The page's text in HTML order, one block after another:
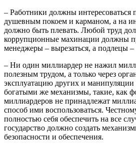
– Работники должны интересоваться
душевным покоем и карманом, а на
должно быть плевать. Любой труд
коррупционные махинации должны
менеджеры – вырезаться, а подлецы –
– Ни один миллиардер не нажил
полезным трудом, а только через
эксплуатацию других и манипуляции
богатыми же механизмы, такие, как
миллиардеров не принадлежат
способ ими воспользоваться.
полностью себя обеспечить на все
государство должно создать
безопасности и обеспечения.